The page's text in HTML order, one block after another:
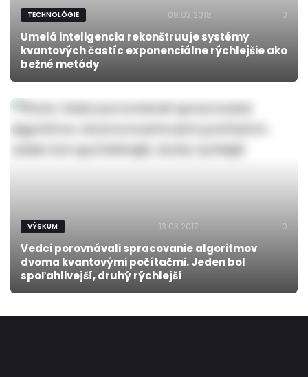
TECHNOLÓGIE 08.03.2018 0
Umelá inteligencia rekonštruuje systémy
kvantových častíc exponenciálne rýchlejšie ako
bežné metódy
VÝSKUM 13.03.2017 0
Vedci porovnávali spracovanie algoritmov
dvoma kvantovými počítačmi. Jeden bol
spoľahlivejší, druhý rýchlejší